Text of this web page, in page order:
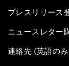
プレスリリース
ニュースレター
連絡先 (英語の